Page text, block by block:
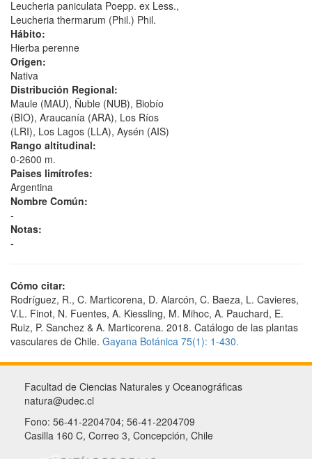
Leucheria paniculata Poepp. ex Less.,
Leucheria thermarum (Phil.) Phil.
Hábito:
Hierba perenne
Origen:
Nativa
Distribución Regional:
Maule (MAU), Ñuble (NUB), Biobío
(BIO), Araucanía (ARA), Los Ríos
(LRI), Los Lagos (LLA), Aysén (AIS)
Rango altitudinal:
0-2600 m.
Paises limítrofes:
Argentina
Nombre Común:
-
Notas:
-
Cómo citar:
Rodríguez, R., C. Marticorena, D. Alarcón, C. Baeza, L. Cavieres,
V.L. Finot, N. Fuentes, A. Kiessling, M. Mihoc, A. Pauchard, E.
Ruiz, P. Sanchez & A. Marticorena. 2018. Catálogo de las plantas
vasculares de Chile. Gayana Botánica 75(1): 1-430.
Facultad de Ciencias Naturales y Oceanográficas
natura@udec.cl
Fono: 56-41-2204704; 56-41-2204709
Casilla 160 C, Correo 3, Concepción, Chile